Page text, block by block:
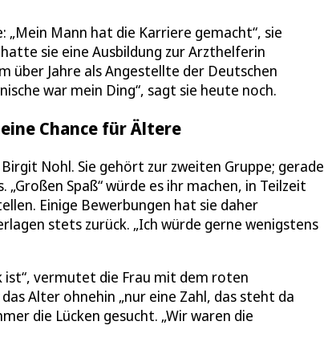
„Mein Mann hat die Karriere gemacht“, sie
sie eine Ausbildung zur Arzthelferin
über Jahre als Angestellte der Deutschen
war mein Ding“, sagt sie heute noch.
Chance für Ältere
Nohl. Sie gehört zur zweiten Gruppe; gerade
Spaß“ würde es ihr machen, in Teilzeit
Einige Bewerbungen hat sie daher
stets zurück. „Ich würde gerne wenigstens
ist“, vermutet die Frau mit dem roten
Alter ohnehin „nur eine Zahl, das steht da
die Lücken gesucht. „Wir waren die